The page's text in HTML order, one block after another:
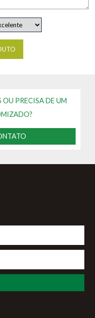
PRECISA DE UM